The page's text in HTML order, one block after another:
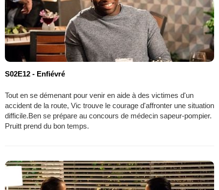
S02E12 - Enfiévré
Tout en se démenant pour venir en aide à des victimes d'un
accident de la route, Vic trouve le courage d'affronter une situation
difficile.Ben se prépare au concours de médecin sapeur-pompier.
Pruitt prend du bon temps.